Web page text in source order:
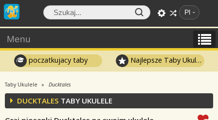
Pl
Menu
poczatkujacy taby Najlepsze Taby Ukulele
Taby Ukulele Ducktales
DUCKTALES TABY UKULELE